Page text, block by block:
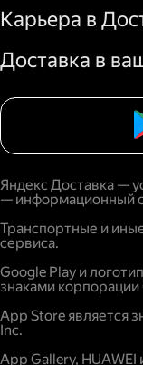
Карьера в
Доставка в
Яндекс Доставка —
— информационный
Транспортные и
сервиса.
Google Play и
знаками корпорации
App Store является
Inc.
App Gallery, HUAWEI